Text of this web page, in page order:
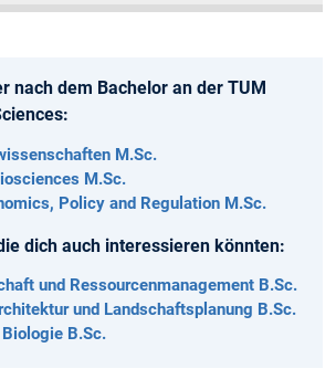
nach dem Bachelor an der TUM
M.Sc.
M.Sc.
Policy and Regulation M.Sc.
dich auch interessieren könnten:
und Ressourcenmanagement B.Sc.
und Landschaftsplanung B.Sc.
B.Sc.